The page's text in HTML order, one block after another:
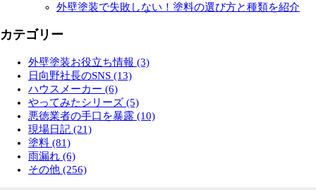
外壁塗装で失敗しない！塗料の選び方と種類を紹介
カテゴリー
外壁塗装お役立ち情報 (3)
日向野社長のSNS (13)
ハウスメーカー (6)
やってみたシリーズ (5)
悪徳業者の手口を暴露 (10)
現場日記 (21)
塗料 (81)
雨漏れ (6)
その他 (256)